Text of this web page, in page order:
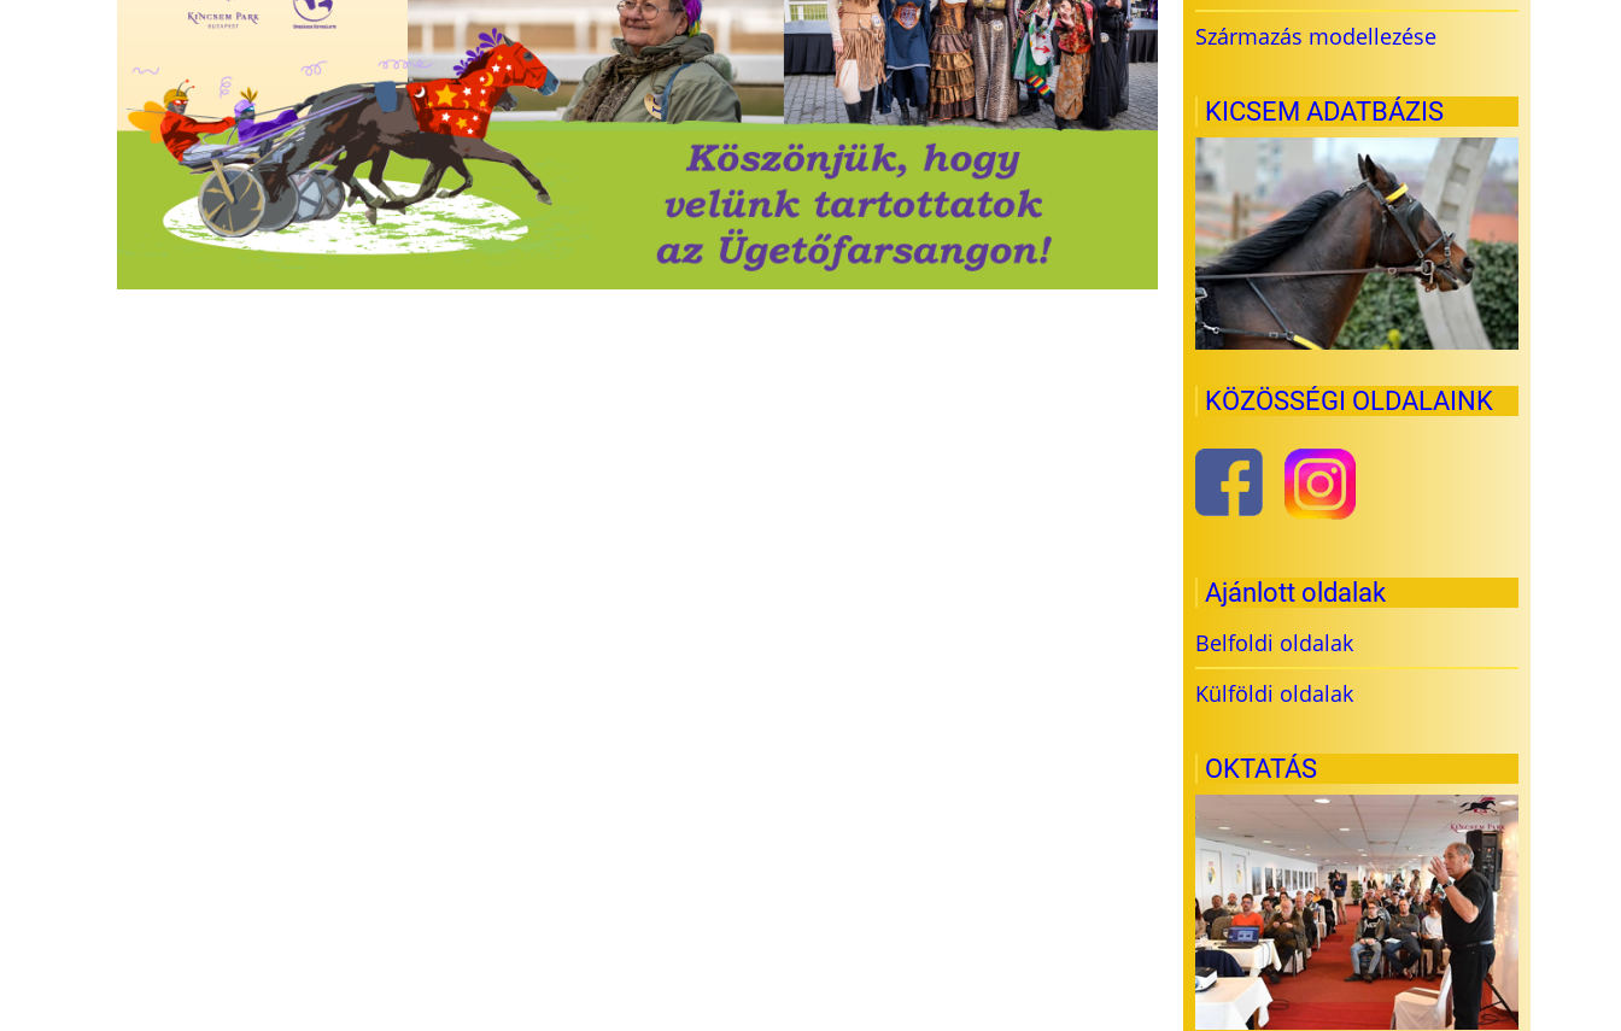
Származás modellezése
KICSEM ADATBÁZIS
KÖZÖSSÉGI OLDALAINK
Ajánlott oldalak
Belfoldi oldalak
Külföldi oldalak
OKTATÁS